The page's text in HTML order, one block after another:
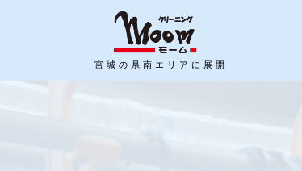
宮城の県南エリアに展開